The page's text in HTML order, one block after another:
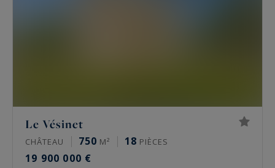
Le Vésinet
CHÂTEAU 750 M² 18 PIÈCES
19 900 000 €